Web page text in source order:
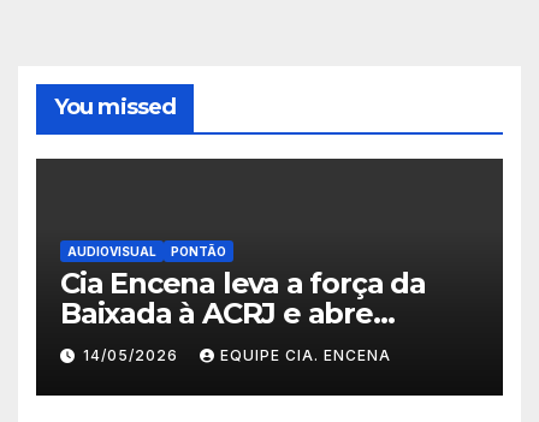
You missed
AUDIOVISUAL PONTÃO
Cia Encena leva a força da
Baixada à ACRJ e abre
inscrições para a 2ª turma do
Fazendo Meu Primeiro Filme”
em Nova Iguaçu
14/05/2026 EQUIPE CIA. ENCENA